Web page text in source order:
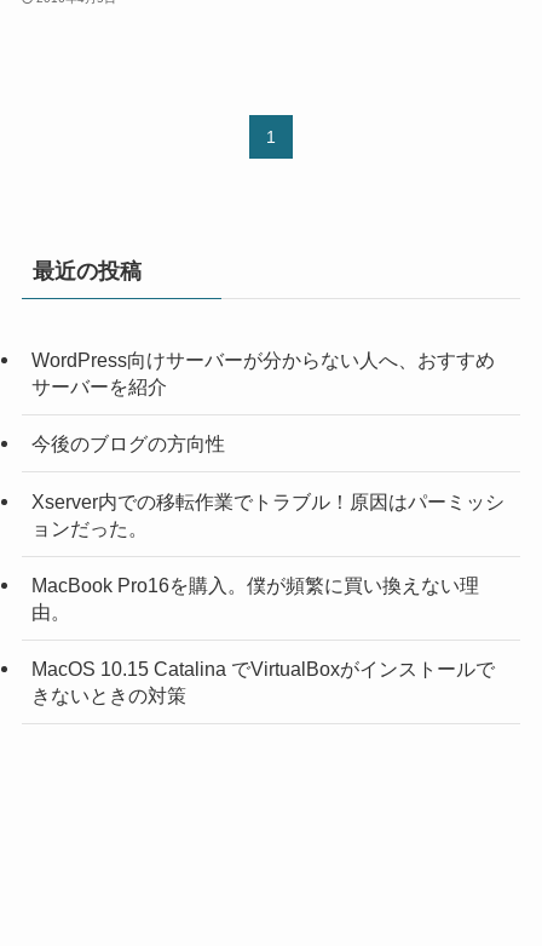
1
最近の投稿
WordPress向けサーバーが分からない人へ、おすすめ
サーバーを紹介
今後のブログの方向性
Xserver内での移転作業でトラブル！原因はパーミッシ
ョンだった。
MacBook Pro16を購入。僕が頻繁に買い換えない理
由。
MacOS 10.15 Catalina でVirtualBoxがインストールで
きないときの対策